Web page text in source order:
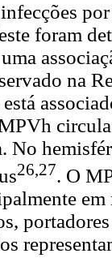
foram
na
No
26,27. O